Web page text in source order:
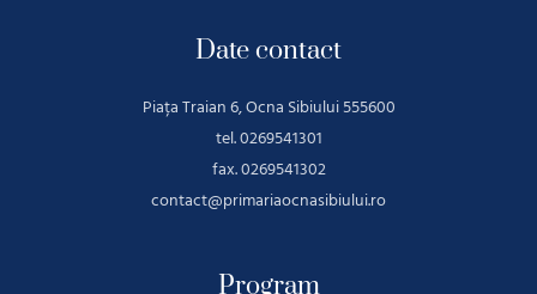
Date contact
Piața Traian 6, Ocna Sibiului 555600
tel. 0269541301
fax. 0269541302
contact@primariaocnasibiului.ro
Program